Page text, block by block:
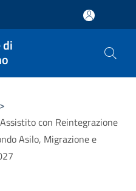
di
>
con Reintegrazione
Asilo, Migrazione e